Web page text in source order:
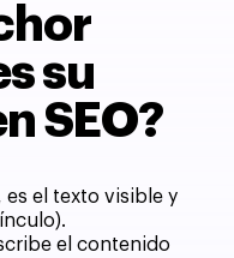
su
SEO?
es el texto visible y
el contenido